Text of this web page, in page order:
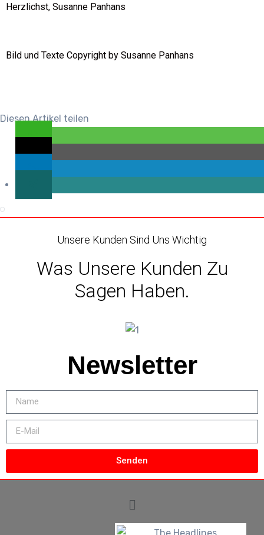
Herzlichst, Susanne Panhans
Bild und Texte Copyright by Susanne Panhans
Diesen Artikel teilen
Unsere Kunden Sind Uns Wichtig
Was Unsere Kunden Zu
Sagen Haben.
Newsletter
Senden